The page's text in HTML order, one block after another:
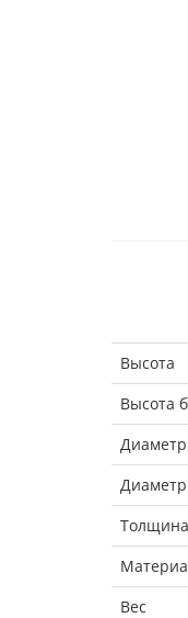
Высота
Высота
Диаметр
Диаметр
Вес